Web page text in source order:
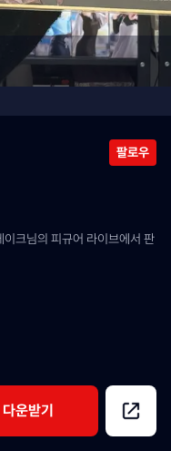
팔로우
크님의 피규어 라이브에서 판
운받기